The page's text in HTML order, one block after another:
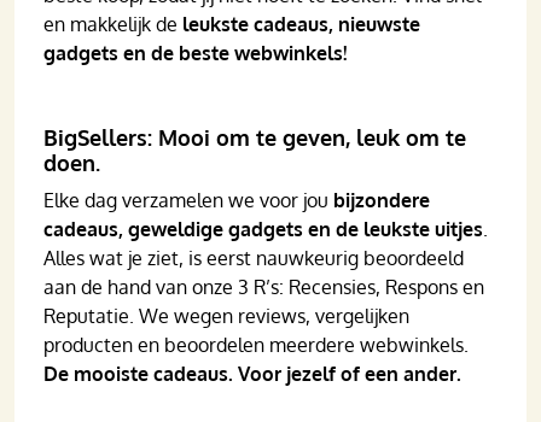
en makkelijk de leukste cadeaus, nieuwste
gadgets en de beste webwinkels!
BigSellers: Mooi om te geven, leuk om te
doen.
Elke dag verzamelen we voor jou bijzondere
cadeaus, geweldige gadgets en de leukste uitjes
Alles wat je ziet, is eerst nauwkeurig beoordeeld
aan de hand van onze 3 R’s: Recensies, Respons en
Reputatie. We wegen reviews, vergelijken
producten en beoordelen meerdere webwinkels.
De mooiste cadeaus. Voor jezelf of een ander.